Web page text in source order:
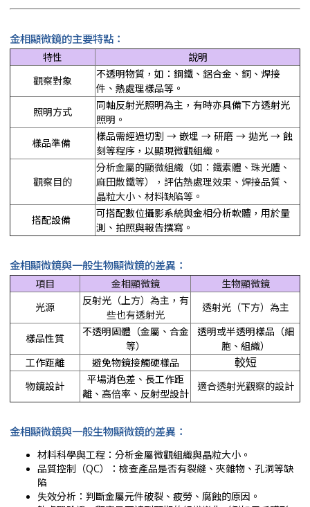
金相顯微鏡的主要特點：
特性
說明
觀察對象
不透明物質，如：鋼鐵、鋁合金、銅、焊接
件、熱處理樣品等。
照明方式
同軸反射光照明為主，有時亦具備下方透射光
照明。
樣品準備
樣品需經過切割 → 嵌埋 → 研磨 → 拋光 → 蝕
刻等程序，以顯現微觀組織。
觀察目的
分析金屬的顯微組織（如：鐵素體、珠光體、
麻田散鐵等），評估熱處理效果、焊接品質、
晶粒大小、材料缺陷等。
搭配設備
可搭配數位攝影系統與金相分析軟體，用於量
測、拍照與報告撰寫。
金相顯微鏡與一般生物顯微鏡的差異：
項目 金相顯微鏡
生物顯微鏡
光源
反射光（上方）為主，有
些也有透射光
透射光（下方）為主
樣品性質
不透明固體（金屬、合金
等）
透明或半透明樣品（細
胞、組織）
工作距離
避免物鏡接觸硬樣品
較短
物鏡設計
平場消色差、長工作距
離、高倍率、反射型設計
適合透射光觀察的設計
金相顯微鏡與一般生物顯微鏡的差異：
材料科學與工程：分析金屬微觀組織與晶粒大小。
品質控制（QC）：檢查產品是否有裂縫、夾雜物、孔洞等缺
陷
失效分析：判斷金屬元件破裂、疲勞、腐蝕的原因。